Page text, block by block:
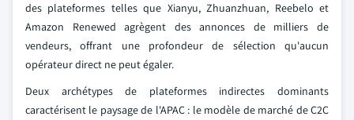
des plateformes telles que Xianyu, Zhuanzhuan, Reebelo et
Amazon Renewed agrègent des annonces de milliers de
vendeurs, offrant une profondeur de sélection qu'aucun
opérateur direct ne peut égaler.
Deux archétypes de plateformes indirectes dominants
caractérisent le paysage de l'APAC : le modèle de marché de C2C